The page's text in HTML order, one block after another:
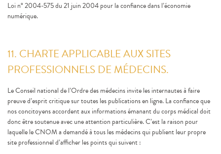
Loi n° 2004-575 du 21 juin 2004 pour la confiance dans l’économie
numérique.
11. CHARTE APPLICABLE AUX SITES
PROFESSIONNELS DE MÉDECINS.
Le Conseil national de l’Ordre des médecins invite les internautes à faire
preuve d’esprit critique sur toutes les publications en ligne. La confiance que
nos concitoyens accordent aux informations émanant du corps médical doit
donc être soutenue avec une attention particulière. C’est la raison pour
laquelle le CNOM a demandé à tous les médecins qui publient leur propre
site professionnel d’afficher les points qui suivent :